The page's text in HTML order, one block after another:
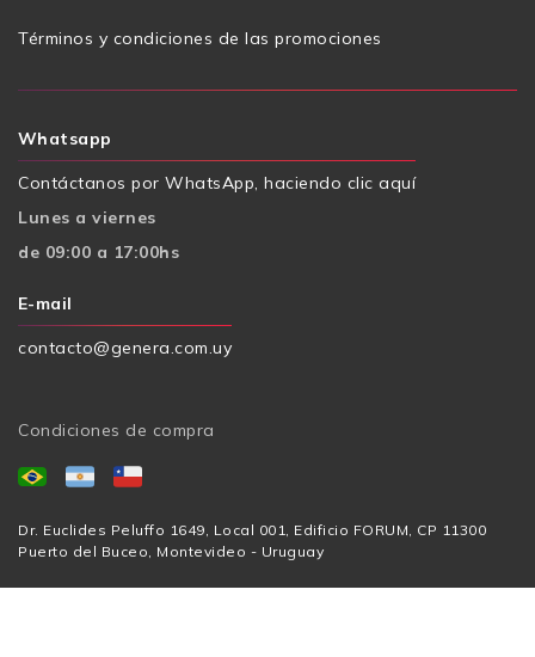
Términos y condiciones de las promociones
Whatsapp
Contáctanos por WhatsApp, haciendo clic aquí
Lunes a viernes
de 09:00 a 17:00hs
E-mail
contacto@genera.com.uy
Condiciones de compra
Dr. Euclides Peluffo 1649, Local 001, Edificio FORUM, CP 11300
Puerto del Buceo, Montevideo - Uruguay